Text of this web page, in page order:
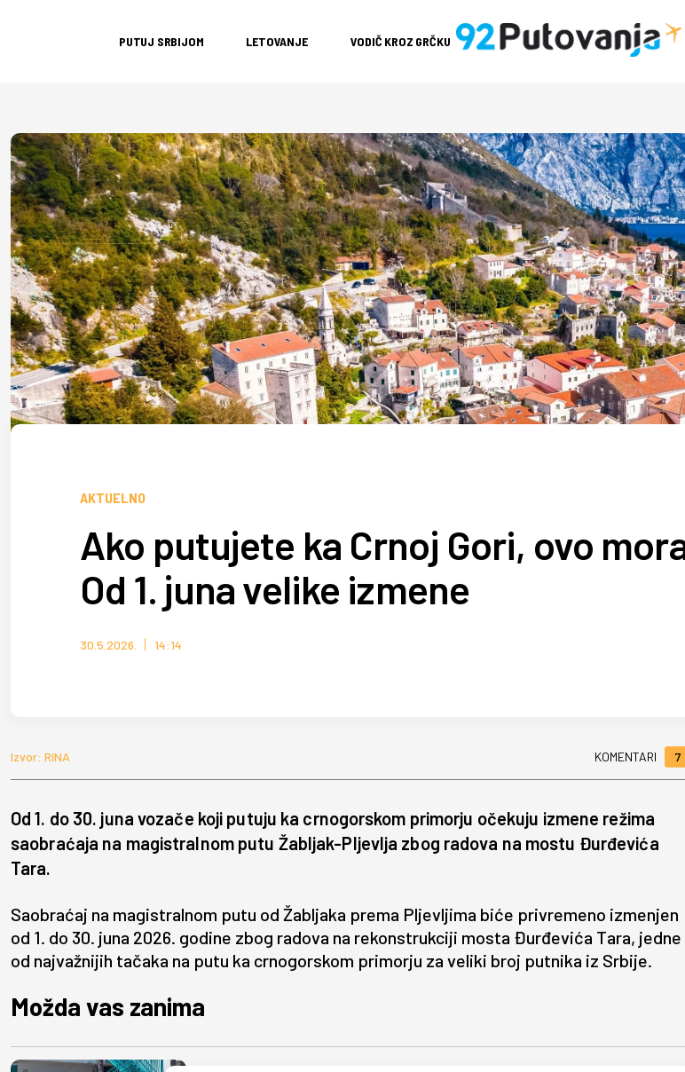
PUTUJ SRBIJOM LETOVANJE VODIČ KROZ GRČKU
AKTUELNO
Ako putujete ka Crnoj Gori, ovo
Od 1. juna velike izmene
30.5.2026. 14:14
Izvor: RINA KOMENTARI 7
Od 1. do 30. juna vozače koji putuju ka crnogorskom primorju očekuju izmene režima
saobraćaja na magistralnom putu Žabljak-Pljevlja zbog radova na mostu Đurđevića
Tara.
Saobraćaj na magistralnom putu od Žabljaka prema Pljevljima biće privremeno izmenjen
od 1. do 30. juna 2026. godine zbog radova na rekonstrukciji mosta Đurđevića Tara, jedne
od najvažnijih tačaka na putu ka crnogorskom primorju za veliki broj putnika iz Srbije.
Možda vas zanima